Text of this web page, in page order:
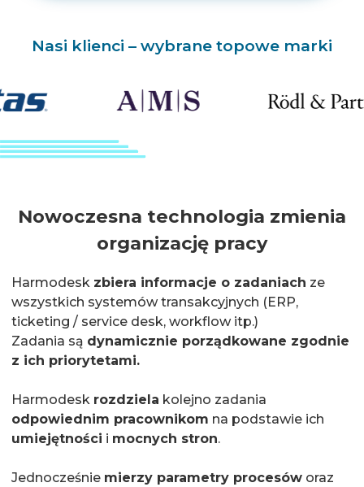
Nasi klienci – wybrane topowe marki
Nowoczesna technologia zmienia
organizację pracy
Harmodesk zbiera informacje o zadaniach ze
wszystkich systemów transakcyjnych (ERP,
ticketing / service desk, workflow itp.)
Zadania są dynamicznie porządkowane zgodnie
z ich priorytetami.
Harmodesk rozdziela kolejno zadania
odpowiednim pracownikom na podstawie ich
umiejętności i mocnych stron.
Jednocześnie mierzy parametry procesów oraz